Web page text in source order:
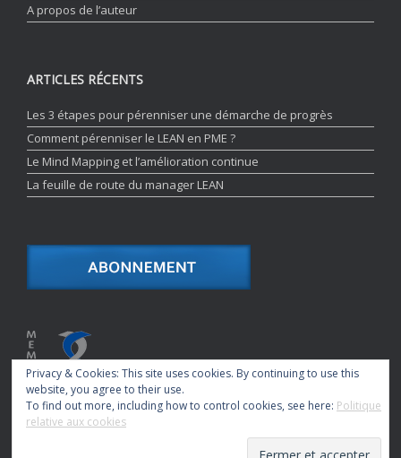
A propos de l’auteur
ARTICLES RÉCENTS
Les 3 étapes pour pérenniser une démarche de progrès
Comment pérenniser le LEAN en PME ?
Le Mind Mapping et l’amélioration continue
La feuille de route du manager LEAN
Privacy & Cookies: This site uses cookies. By continuing to use this
website, you agree to their use.
To find out more, including how to control cookies, see here: Politique
relative aux cookies